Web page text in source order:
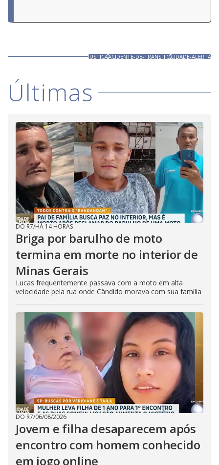
JUSTIÇAACIDENTE-DE-TRANSITOCIDADE-ALERTA
Últimas
DO R7/HÁ 14 HORAS
Briga por barulho de moto
termina em morte no interior de
Minas Gerais
Lucas frequentemente passava com a moto em alta
velocidade pela rua onde Cândido morava com sua família
DO R7/06/08/2026
Jovem e filha desaparecem após
encontro com homem conhecido
em jogo online